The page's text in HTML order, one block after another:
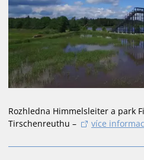
Rozhledna Himmelsleiter a park
Tirschenreuthu –
více